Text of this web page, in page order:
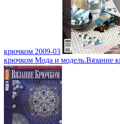
крючком 2009-03
крючком Мода и модель.Вязание